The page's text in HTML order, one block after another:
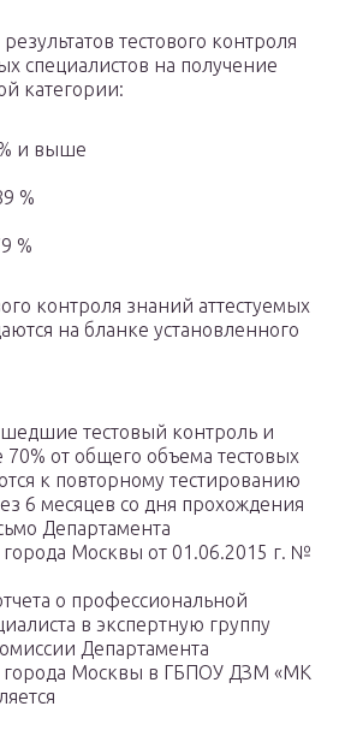
тестового контроля
специалистов на получение
категории:
и выше
%
%
контроля знаний аттестуемых
на бланке установленного
тестовый контроль и
от общего объема тестовых
к повторному тестированию
6 месяцев со дня прохождения
Департамента
Москвы от 01.06.2015 г. №
о профессиональной
в экспертную группу
Департамента
города Москвы в ГБПОУ ДЗМ «МК